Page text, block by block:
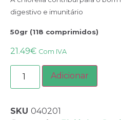
digestivo e imunitário
50gr (118 comprimidos)
21.49€ Com IVA
Adicionar
SKU 040201